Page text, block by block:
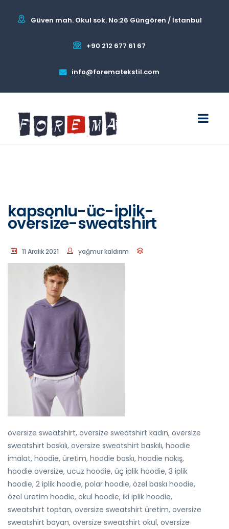
Güven mah. Okul sok. No:26 Güngören / İstanbul
+90 212 677 61 67
info@forematekstil.com
kapsonlu-üc-iplik-
oversize-sweatshirt
11 Aralık 2021 yağmur kaldırım
oversize sweatshirt, oversize sweatshirt kadın, oversize
sweatshirt baskılı, oversize sweatshirt baskılı, hoodie
imalat, hoodie, üretim, hoodie baskı, hoodie nakış,
hoodie oversize, ucuz hoodie, üç iplik hoodie, 3 iplik
hoodie, 2 iplik hoodie, polar hoodie, özel baskı hoodie,
özel üretim hoodie, okul hoodie, iki iplik hoodie,
sweatshirt toptan, oversize sweatshirt üretim, oversize
sweatshirt bayan, oversize sweatshirt okul, oversize